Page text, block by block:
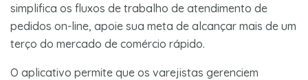
simplifica os fluxos de trabalho de atendimento de
pedidos on-line, apoie sua meta de alcançar mais de um
terço do mercado de comércio rápido.
O aplicativo permite que os varejistas gerenciem